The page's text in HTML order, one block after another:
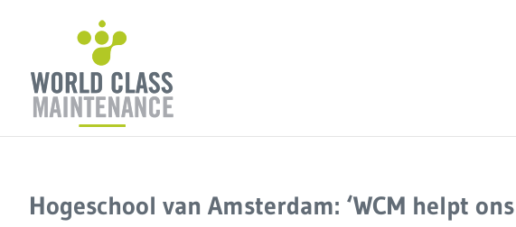
Hogeschool van Amsterdam: ‘WCM helpt